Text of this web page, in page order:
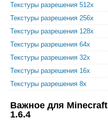
Текстуры разрешения 512x
Текстуры разрешения 256x
Текстуры разрешения 128x
Текстуры разрешения 64x
Текстуры разрешения 32x
Текстуры разрешения 16x
Текстуры разрешения 8x
Важное для Minecraft
1.6.4